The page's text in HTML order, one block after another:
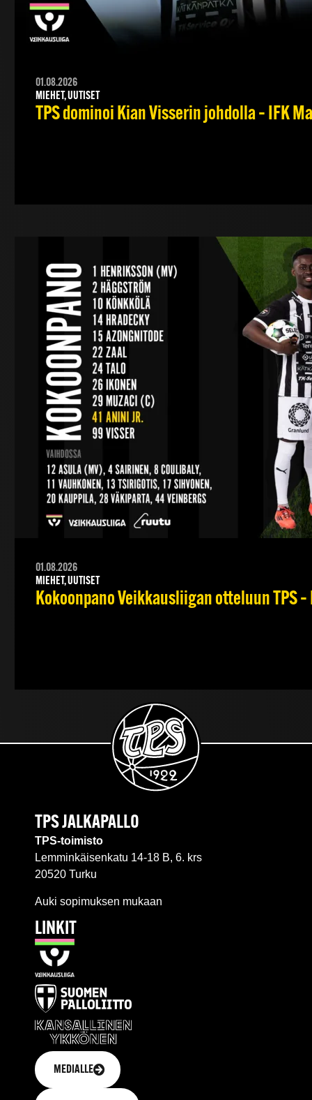
01.08.2026
MIEHET, UUTISET
TPS dominoi Kian Visserin johdolla – IFK
01.08.2026
MIEHET, UUTISET
Kokoonpano Veikkausliigan otteluun TPS
TPS JALKAPALLO
TPS-toimisto
Lemminkäisenkatu 14-18 B, 6. krs
20520 Turku
Auki sopimuksen mukaan
LINKIT
MEDIALLE